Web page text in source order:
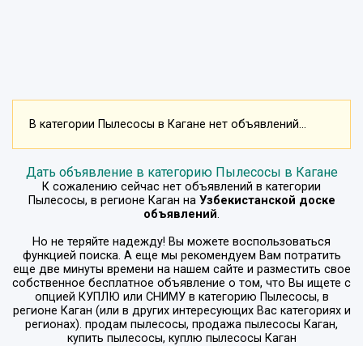
В категории Пылесосы в Кагане нет объявлений...
Дать объявление в категорию Пылесосы в Кагане
К сожалению сейчас нет объявлений в категории
Пылесосы, в регионе Каган на Узбекистанской доске
объявлений.
Но не теряйте надежду! Вы можете воспользоваться
функцией поиска. А еще мы рекомендуем Вам потратить
еще две минуты времени на нашем сайте и разместить свое
собственное бесплатное объявление о том, что Вы ищете с
опцией КУПЛЮ или СНИМУв категорию Пылесосы, в
регионе Каган (или в других интересующих Вас категориях и
регионах). продам пылесосы, продажа пылесосы Каган,
купить пылесосы, куплю пылесосы Каган